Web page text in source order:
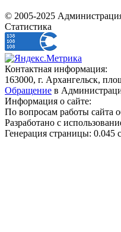
© 2005-2025
Статистика
Контактная информация:
163000, г. Архангельск,
Обращение в
Информация о сайте:
По вопросам работы сайта
Разработано с
Генерация страницы: 0.045